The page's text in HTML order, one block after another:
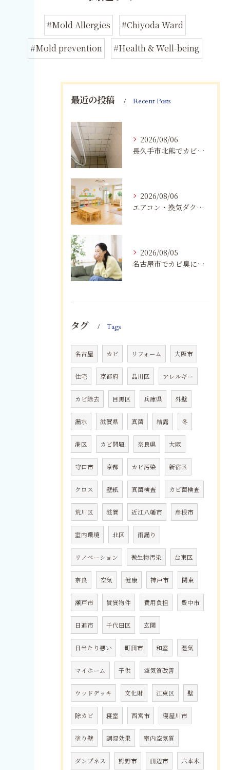
#Mold Allergies
#Chiyoda Ward
#Mold prevention
#Health & Well-being
最近の投稿 Recent Posts
2026/08/06
長久手市北熊でカビに悩む方へ｜健康被害を防ぐための対策とは
2026/08/06
エアコン・換気ダクトのカビ臭を根本改善する方法
2026/08/05
名古屋市でカビ臭にお困りの方へ｜原因を根本解決するカビ取り・防カビ対策とは
タグ Tags
名古屋 カビ リフォーム 大阪市
住宅 京都府 品川区 アレルギー
カビ除去 目黒区 兵庫県 外壁
漏水 滋賀県 真菌 結露 冬
港区 カビ問題 奈良県 大阪
守口市 京都 カビ汚染 新宿区
クロス 壁紙 真菌検査 カビ菌検査
荒川区 滋賀 近江八幡市 彦根市
室内環境 北区 雨漏り
リノベーション 微生物汚染 台東区
奈良 空気 健康 神戸市 関東
瀬戸市 賃貸物件 費用負担 豊中市
日進市 千代田区 玄関
日当たり悪い 町田市 和室 湿気
マイホーム 子供 空気質改善
ウッドデッキ 文化財 江東区 壁
除カビ 寝室 西宮市 寝屋川市
塗り壁 調湿効果 室内空気質
ダンプネス 熊野市 田辺市 六本木